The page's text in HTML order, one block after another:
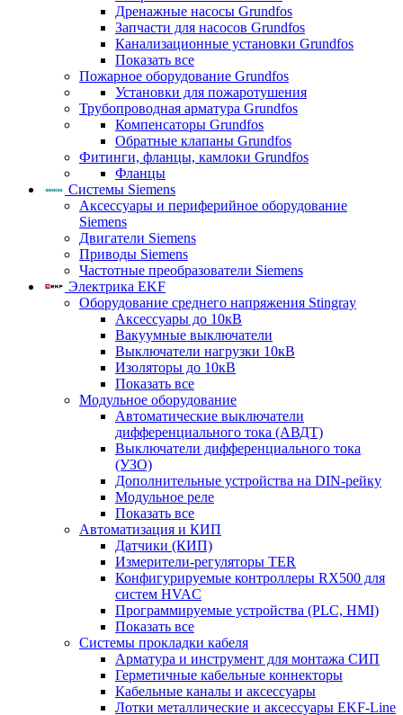
Дренажные насосы Grundfos
Запчасти для насосов Grundfos
Канализационные установки Grundfos
Показать все
Пожарное оборудование Grundfos
Установки для пожаротушения
Трубопроводная арматура Grundfos
Компенсаторы Grundfos
Обратные клапаны Grundfos
Фитинги, фланцы, камлоки Grundfos
Фланцы
Системы Siemens
Аксессуары и периферийное оборудование
Siemens
Двигатели Siemens
Приводы Siemens
Частотные преобразователи Siemens
Электрика EKF
Оборудование среднего напряжения Stingray
Аксессуары до 10кВ
Вакуумные выключатели
Выключатели нагрузки 10кВ
Изоляторы до 10кВ
Показать все
Модульное оборудование
Автоматические выключатели
дифференциального тока (АВДТ)
Выключатели дифференциального тока
(УЗО)
Дополнительные устройства на DIN-рейку
Модульное реле
Показать все
Автоматизация и КИП
Датчики (КИП)
Измерители-регуляторы TER
Конфигурируемые контроллеры RX500 для
систем HVAC
Программируемые устройства (PLC, HMI)
Показать все
Системы прокладки кабеля
Арматура и инструмент для монтажа СИП
Герметичные кабельные коннекторы
Кабельные каналы и аксессуары
Лотки металлические и аксессуары EKF-Line